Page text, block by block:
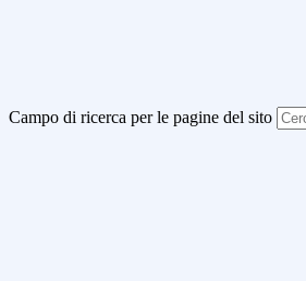
Campo di ricerca per le pagine del sito